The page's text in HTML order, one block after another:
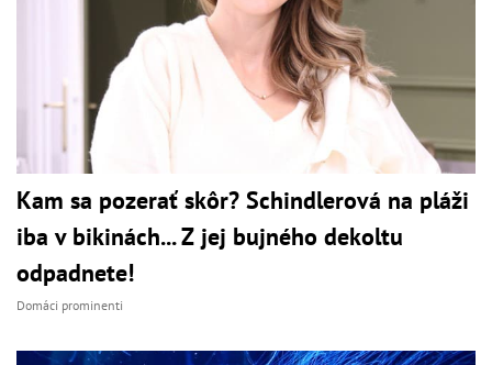
Kam sa pozerať skôr? Schindlerová na pláži
iba v bikinách... Z jej bujného dekoltu
odpadnete!
Domáci prominenti